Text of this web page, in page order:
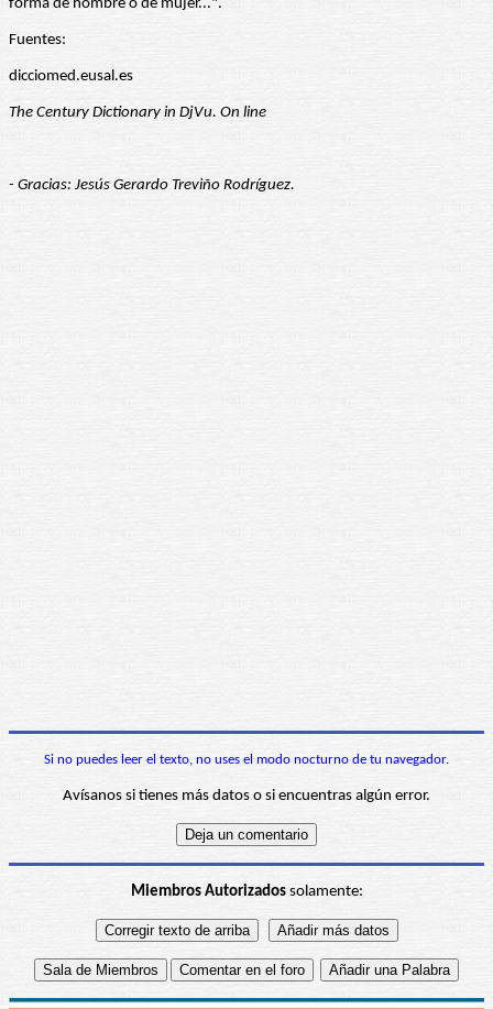
forma de hombre o de mujer...".
Fuentes:
dicciomed.eusal.es
The Century Dictionary in DjVu. On line
- Gracias: Jesús Gerardo Treviño Rodríguez.
Si no puedes leer el texto, no uses el modo nocturno de tu navegador.
Avísanos si tienes más datos o si encuentras algún error.
Miembros Autorizadossolamente: